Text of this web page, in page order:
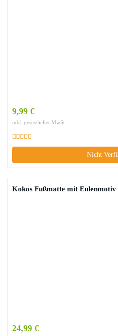
9,99 €
inkl. gesetzlicher MwSt.
Nicht
Kokos Fußmatte mit Eulenmotiv
24,99 €